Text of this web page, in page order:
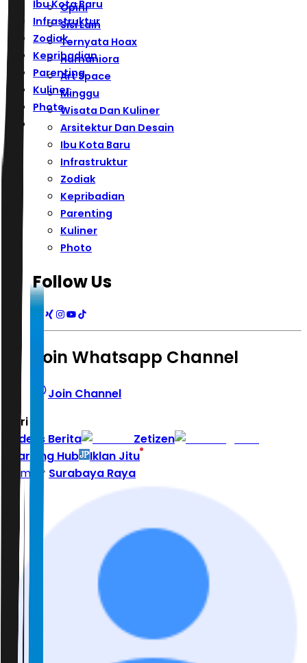
Ibu Kota Baru
Infrastruktur
Zodiak
Kepribadian
Parenting
Kuliner
Photo
Opini
Sisi Lain
Ternyata Hoax
Humaniora
Art Space
Minggu
Wisata Dan Kuliner
Arsitektur Dan Desain
Ibu Kota Baru
Infrastruktur
Zodiak
Kepribadian
Parenting
Kuliner
Photo
Follow Us
Join Whatsapp Channel
Join Channel
Hari ini
Indeks Berita
Zetizen
Learning Hub
Iklan Jitu
Home
Surabaya Raya